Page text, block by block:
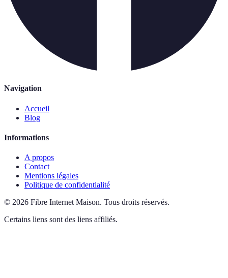
Navigation
Accueil
Blog
Informations
A propos
Contact
Mentions légales
Politique de confidentialité
© 2026 Fibre Internet Maison. Tous droits réservés.
Certains liens sont des liens affiliés.